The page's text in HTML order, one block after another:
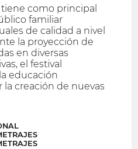
como principal
familiar
de calidad a nivel
la proyección de
en diversas
el festival
educación
la creación de nuevas